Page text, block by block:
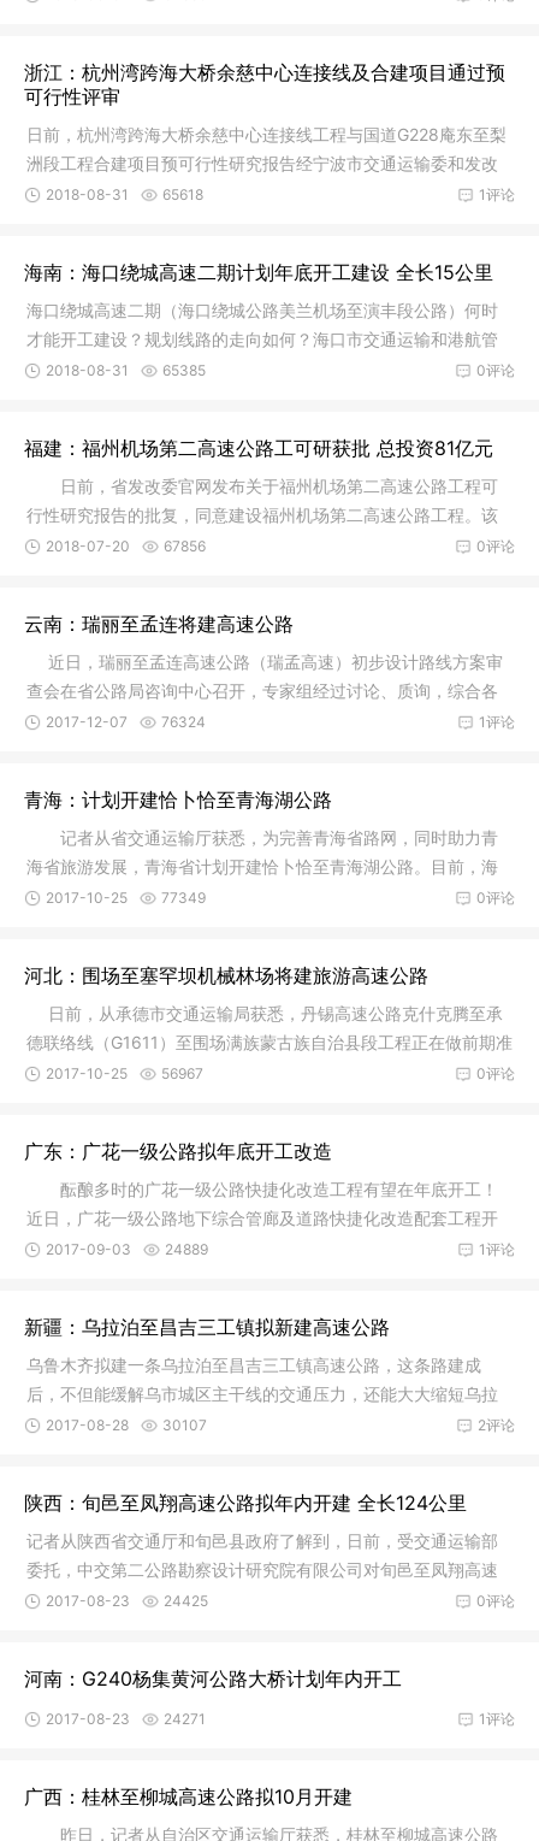
浙江：杭州湾跨海大桥余慈中心连接线及合建项目通过预
可行性评审
日前，杭州湾跨海大桥余慈中心连接线工程与国道G228庵东至梨
洲段工程合建项目预可行性研究报告经宁波市交通运输委和发改
委联合组
1评论
2018-08-31 65618
海南：海口绕城高速二期计划年底开工建设 全长15公里
海口绕城高速二期（海口绕城公路美兰机场至演丰段公路）何时
才能开工建设？规划线路的走向如何？海口市交通运输和港航管
理局日前
0评论
2018-08-31 65385
福建：福州机场第二高速公路工可研获批 总投资81亿元
日前，省发改委官网发布关于福州机场第二高速公路工程可
行性研究报告的批复，同意建设福州机场第二高速公路工程。该
项目建设
0评论
2018-07-20 67856
云南：瑞丽至孟连将建高速公路
近日，瑞丽至孟连高速公路（瑞孟高速）初步设计路线方案审
查会在省公路局咨询中心召开，专家组经过讨论、质询，综合各
方意见后
1评论
2017-12-07 76324
青海：计划开建恰卜恰至青海湖公路
记者从省交通运输厅获悉，为完善青海省路网，同时助力青
海省旅游发展，青海省计划开建恰卜恰至青海湖公路。目前，海
南藏族自
0评论
2017-10-25 77349
河北：围场至塞罕坝机械林场将建旅游高速公路
日前，从承德市交通运输局获悉，丹锡高速公路克什克腾至承
德联络线（G1611）至围场满族蒙古族自治县段工程正在做前期准
备，预
0评论
2017-10-25 56967
广东：广花一级公路拟年底开工改造
酝酿多时的广花一级公路快捷化改造工程有望在年底开工！
近日，广花一级公路地下综合管廊及道路快捷化改造配套工程开
始环评公
1评论
2017-09-03 24889
新疆：乌拉泊至昌吉三工镇拟新建高速公路
乌鲁木齐拟建一条乌拉泊至昌吉三工镇高速公路，这条路建成
后，不但能缓解乌市城区主干线的交通压力，还能大大缩短乌拉
泊至昌吉市
2评论
2017-08-28 30107
陕西：旬邑至凤翔高速公路拟年内开建 全长124公里
记者从陕西省交通厅和旬邑县政府了解到，日前，受交通运输部
委托，中交第二公路勘察设计研究院有限公司对旬邑至凤翔高速
公路工可
0评论
2017-08-23 24425
河南：G240杨集黄河公路大桥计划年内开工
1评论
2017-08-23 24271
广西：桂林至柳城高速公路拟10月开建
昨日，记者从自治区交通运输厅获悉，桂林至柳城高速公路